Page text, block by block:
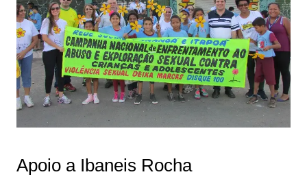
Apoio a Ibaneis Rocha